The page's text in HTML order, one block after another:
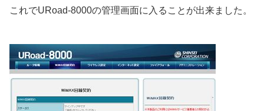
これでURoad-8000の管理画面に入ることが出来ました。